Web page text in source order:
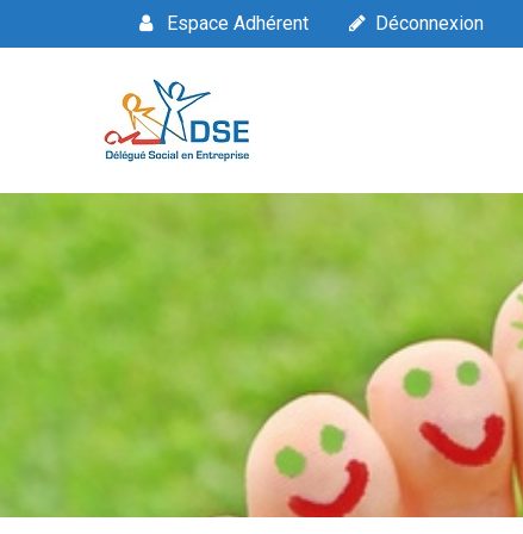
Espace Adhérent Déconnexion